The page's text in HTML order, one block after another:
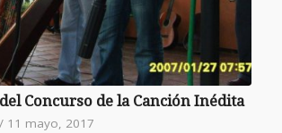
Concurso de la Canción Inédita
/ 11 mayo, 2017